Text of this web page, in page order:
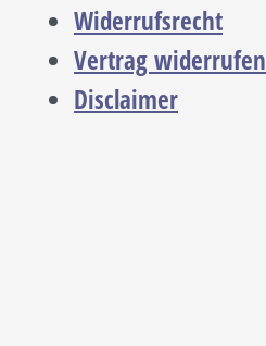
Widerrufsrecht
Vertrag widerrufen
Disclaimer